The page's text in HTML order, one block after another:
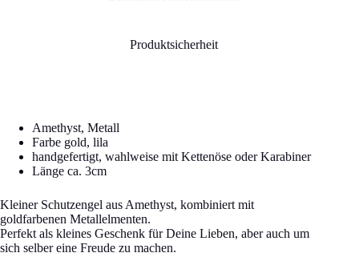
Produktsicherheit
Amethyst, Metall
Farbe gold, lila
handgefertigt, wahlweise mit Kettenöse oder Karabiner
Länge ca. 3cm
Kleiner Schutzengel aus Amethyst, kombiniert mit
goldfarbenen Metallelmenten.
Perfekt als kleines Geschenk für Deine Lieben, aber auch um
sich selber eine Freude zu machen.